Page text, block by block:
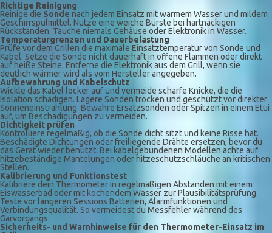
Richtige Reinigung
Reinige die Sonde nach jedem Einsatz mit warmem Wasser und mildem
Geschirrspülmittel. Nutze eine weiche Bürste bei hartnäckigen
Rückständen. Tauche niemals Gehäuse oder Elektronik in Wasser.
Temperaturgrenzen und Dauerbelastung
Prüfe vor dem Grillen die maximale Einsatztemperatur von Sonde und
Kabel. Setze die Sonde nicht dauerhaft in offene Flammen oder direkt
auf heiße Steine. Entferne die Elektronik aus dem Grill, wenn sie
deutlich wärmer wird als vom Hersteller angegeben.
Aufbewahrung und Kabelschutz
Wickle das Kabel locker auf und vermeide scharfe Knicke, die die
Isolation schädigen. Lagere Sonden trocken und geschützt vor direkter
Sonneneinstrahlung. Bewahre Ersatzsonden oder Spitzen in einem Etui
auf, um Beschädigungen zu vermeiden.
Dichtigkeit prüfen
Kontrolliere regelmäßig, ob die Sonde dicht sitzt und keine Risse hat.
Beschädigte Dichtungen oder freiliegende Drähte ersetzen, bevor du
das Gerät wieder benutzt. Bei kabelgebundenen Modellen achte auf
hitzebeständige Mantelungen oder hitzeschutzschläuche an kritischen
Stellen.
Kalibrierung und Funktionstest
Kalibriere dein Thermometer in regelmäßigen Abständen mit einem
Eiswasserbad oder mit kochendem Wasser zur Plausibilitätsprüfung.
Teste vor längeren Sessions Batterien, Alarmfunktionen und
Verbindungsqualität. So vermeidest du Messfehler während des
Garvorgangs.
Sicherheits- und Warnhinweise für den Thermometer-Einsatz im